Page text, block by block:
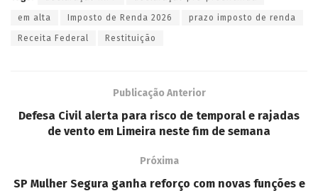
em alta Imposto de Renda 2026 prazo imposto de renda
Receita Federal Restituição
Publicação Anterior
Defesa Civil alerta para risco de temporal e rajadas
de vento em Limeira neste fim de semana
Próxima
SP Mulher Segura ganha reforço com novas funções e